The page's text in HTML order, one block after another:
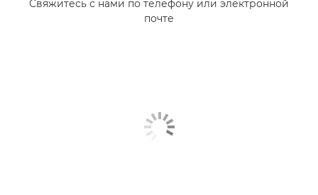
Свяжитесь с нами по телефону или электронной
почте